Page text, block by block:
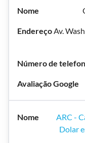
Av.
ARC -
Dolar